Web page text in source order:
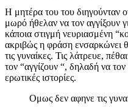
Η μητέρα του του διηγούνταν
μωρό ήθελαν να τον αγγίξουν
κάποια στιγμή νευριασμένη
ακριβώς η φράση ενσαρκώνει
τις γυναίκες. Τις λάτρευε,
τον “αγγίζουν “, δηλαδή να
ερωτικές ιστορίες.
Ομως δεν αφηνε τις